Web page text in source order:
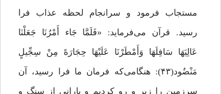
مستجاب فرمود و سرانجام لحظه عذاب فرا
رسید. قرآن می‌فرماید: «فَلَمَّا جَاء أَمْرُنَا جَعَلْنَا
عَالِیَهَا سَافِلَهَا وَأَمْطَرْنَا عَلَیْهَا حِجَارَهً مِنْ سِجِّیلٍ
مَنْضُود(۴۳): هنگامی‌که فرمان ما فرا رسید، آن
سرزمین را زیر و رو کردیم و بارانى از سنگ و